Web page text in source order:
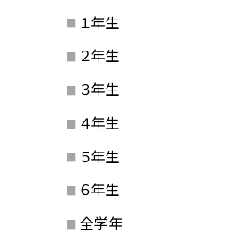
１年生
２年生
３年生
４年生
５年生
６年生
全学年